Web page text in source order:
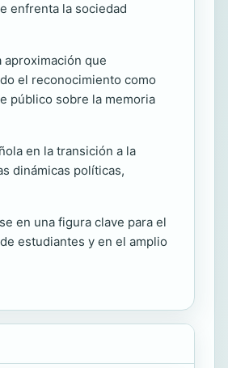
enfrenta la sociedad
aproximación que
el reconocimiento como
público sobre la memoria
en la transición a la
dinámicas políticas,
en una figura clave para el
estudiantes y en el amplio